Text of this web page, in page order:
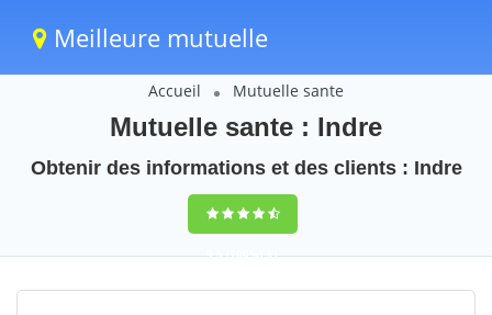
Meilleure mutuelle
Accueil Mutuelle sante
Mutuelle sante : Indre
Obtenir des informations et des clients : Indre
9,5(100%)31
votes